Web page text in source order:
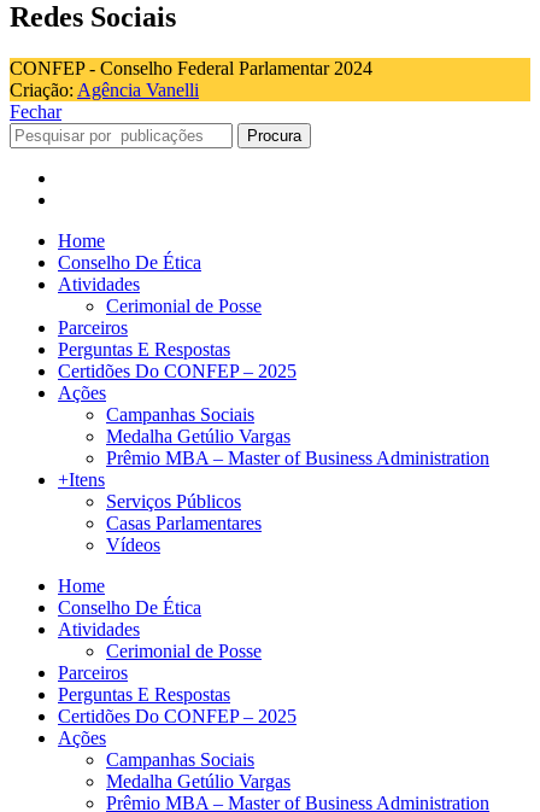
Redes Sociais
CONFEP - Conselho Federal Parlamentar 2024
Criação: Agência Vanelli
Fechar
Procura
Home
Conselho De Ética
Atividades
Cerimonial de Posse
Parceiros
Perguntas E Respostas
Certidões Do CONFEP – 2025
Ações
Campanhas Sociais
Medalha Getúlio Vargas
Prêmio MBA – Master of Business Administration
+Itens
Serviços Públicos
Casas Parlamentares
Vídeos
Home
Conselho De Ética
Atividades
Cerimonial de Posse
Parceiros
Perguntas E Respostas
Certidões Do CONFEP – 2025
Ações
Campanhas Sociais
Medalha Getúlio Vargas
Prêmio MBA – Master of Business Administration